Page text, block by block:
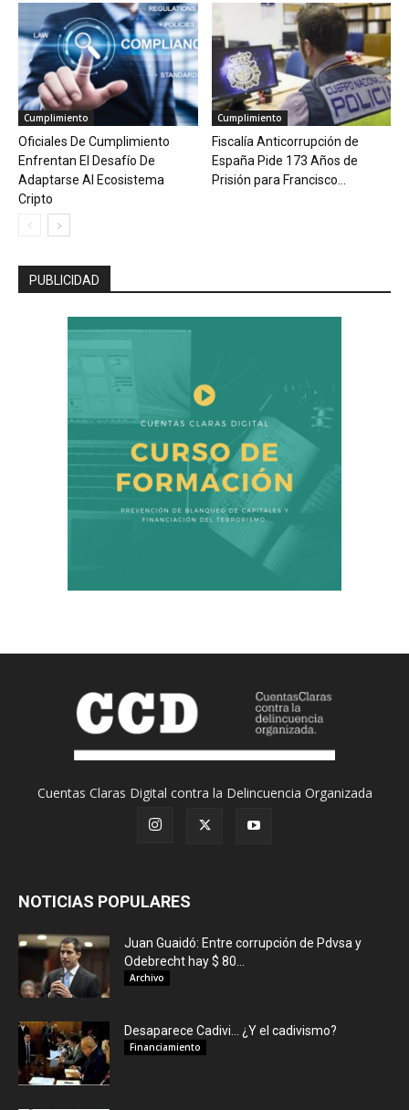
Cumplimiento
Oficiales De Cumplimiento
Enfrentan El Desafío De
Adaptarse Al Ecosistema
Cripto
Cumplimiento
Fiscalía Anticorrupción de
España Pide 173 Años de
Prisión para Francisco...
PUBLICIDAD
Cuentas Claras Digital contra la Delincuencia Organizada
NOTICIAS POPULARES
Juan Guaidó: Entre corrupción de Pdvsa y
Odebrecht hay $ 80...
Archivo
Desaparece Cadivi… ¿Y el cadivismo?
Financiamiento